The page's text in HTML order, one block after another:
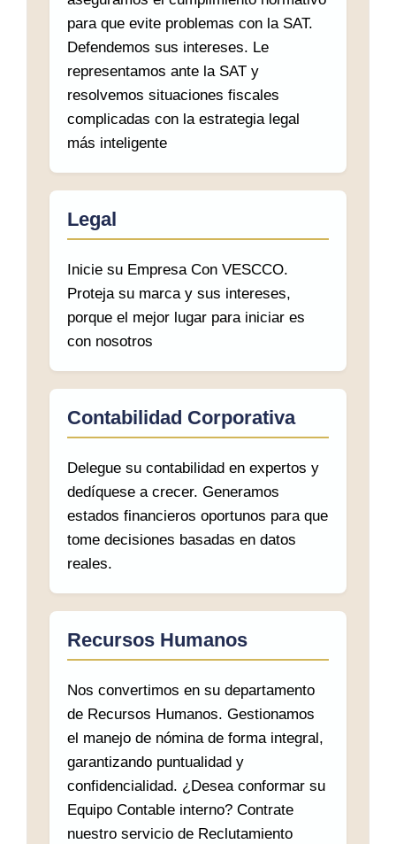
para que evite problemas con la SAT.
Defendemos sus intereses. Le
representamos ante la SAT y
resolvemos situaciones fiscales
complicadas con la estrategia legal
más inteligente
Legal
Inicie su Empresa Con VESCCO.
Proteja su marca y sus intereses,
porque el mejor lugar para iniciar es
con nosotros
Contabilidad Corporativa
Delegue su contabilidad en expertos y
dedíquese a crecer. Generamos
estados financieros oportunos para que
tome decisiones basadas en datos
reales.
Recursos Humanos
Nos convertimos en su departamento
de Recursos Humanos. Gestionamos
el manejo de nómina de forma integral,
garantizando puntualidad y
confidencialidad. ¿Desea conformar su
Equipo Contable interno? Contrate
nuestro servicio de Reclutamiento